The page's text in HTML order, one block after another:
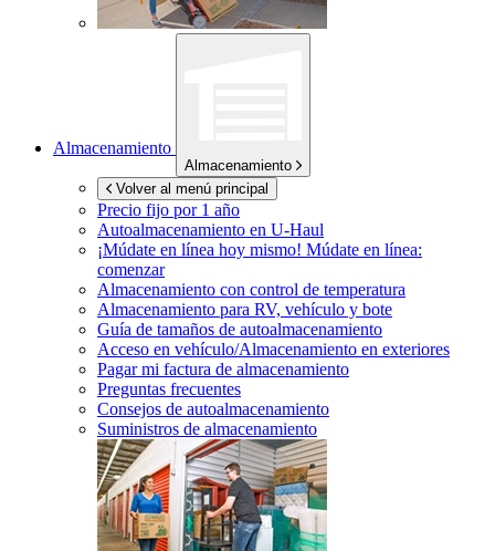
Almacenamiento
Almacenamiento
Volver al menú principal
Precio fijo por 1 año
Autoalmacenamiento en U-Haul
¡Múdate en línea hoy mismo! Múdate en línea:
comenzar
Almacenamiento con control de temperatura
Almacenamiento para RV, vehículo y bote
Guía de tamaños de autoalmacenamiento
Acceso en vehículo/Almacenamiento en exteriores
Pagar mi factura de almacenamiento
Preguntas frecuentes
Consejos de autoalmacenamiento
Suministros de almacenamiento